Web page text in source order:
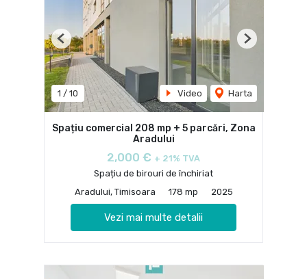
1 / 10 Video Harta
Previous Next
Spațiu comercial 208 mp + 5 parcări, Zona
Aradului
2,000 € + 21% TVA
Spațiu de birouri de închiriat
Aradului, Timisoara
178 mp 2025
Vezi mai multe detalii